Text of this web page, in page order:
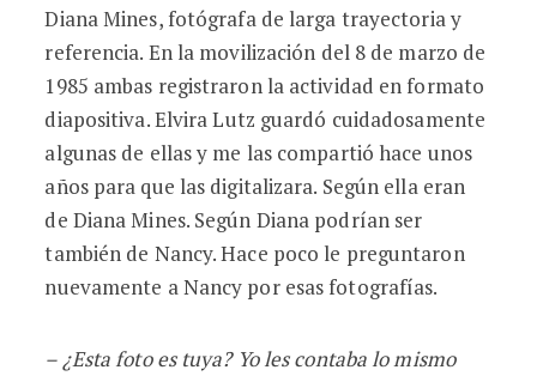
Diana Mines, fotógrafa de larga trayectoria y
referencia. En la movilización del 8 de marzo de
1985 ambas registraron la actividad en formato
diapositiva. Elvira Lutz guardó cuidadosamente
algunas de ellas y me las compartió hace unos
años para que las digitalizara. Según ella eran
de Diana Mines. Según Diana podrían ser
también de Nancy. Hace poco le preguntaron
nuevamente a Nancy por esas fotografías.
– ¿Esta foto es tuya? Yo les contaba lo mismo